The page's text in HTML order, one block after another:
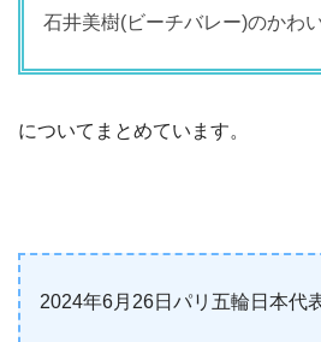
石井美樹(ビーチバレー)のかわ
についてまとめています。
2024年6月26日パリ五輪日本代